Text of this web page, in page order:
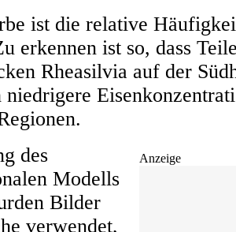
ist die relative
erkennen ist so, dass
Rheasilvia auf der
niedrigere
Anzeige
des
Modells
Bilder
verwendet,